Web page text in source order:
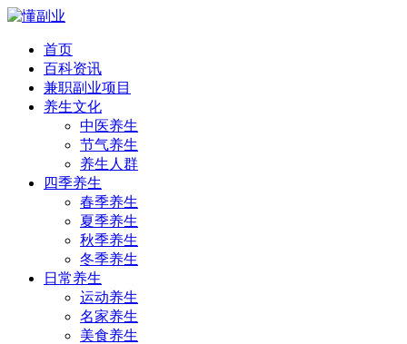
首页
百科资讯
兼职副业项目
养生文化
中医养生
节气养生
养生人群
四季养生
春季养生
夏季养生
秋季养生
冬季养生
日常养生
运动养生
名家养生
美食养生